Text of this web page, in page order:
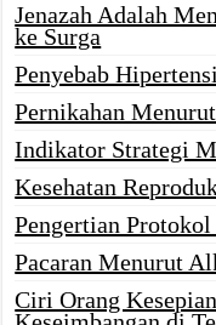
Jenazah Adalah
ke Surga
Penyebab
Pernikahan
Indikator Strategi
Kesehatan
Pengertian
Pacaran Menurut
Ciri Orang